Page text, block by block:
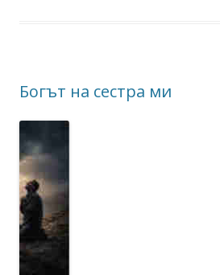
Богът на сестра ми